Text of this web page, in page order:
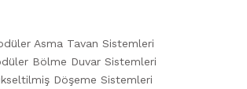
Asma Tavan Sistemleri
Bölme Duvar Sistemleri
Döşeme Sistemleri